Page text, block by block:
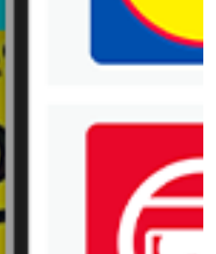
aktualna
Oferta od czwartku